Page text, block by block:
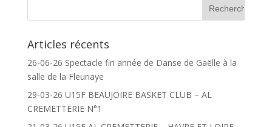
Articles récents
26-06-26 Spectacle fin année de Danse de Gaëlle à la
salle de la Fleuriaye
29-03-26 U15F BEAUJOIRE BASKET CLUB – AL
CREMETTERIE N°1